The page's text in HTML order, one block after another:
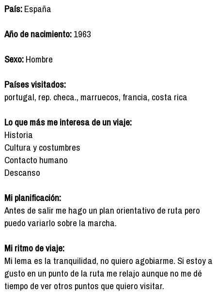
País:España
Año de nacimiento:1963
Sexo:Hombre
Países visitados:
portugal, rep. checa., marruecos, francia, costa rica
Lo que más me interesa de un viaje:
Historia
Cultura y costumbres
Contacto humano
Descanso
Mi planificación:
Antes de salir me hago un plan orientativo de ruta pero
puedo variarlo sobre la marcha.
Mi ritmo de viaje:
Mi lema es la tranquilidad, no quiero agobiarme. Si estoy a
gusto en un punto de la ruta me relajo aunque no me dé
tiempo de ver otros puntos que quiero visitar.